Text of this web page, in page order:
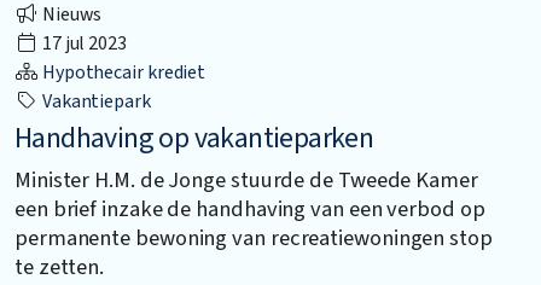
Nieuws
17 jul 2023
Hypothecair krediet
Vakantiepark
Handhaving op vakantieparken
Minister H.M. de Jonge stuurde de Tweede Kamer
een brief inzake de handhaving van een verbod op
permanente bewoning van recreatiewoningen stop
te zetten.